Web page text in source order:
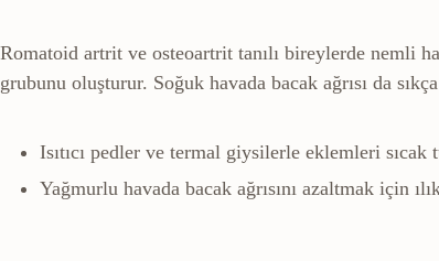
Romatoid artrit ve osteoartrit tanılı bireylerde nemli
grubunu oluşturur. Soğuk havada bacak ağrısı da
Isıtıcı pedler ve termal giysilerle eklemleri sıcak
Yağmurlu havada bacak ağrısını azaltmak için